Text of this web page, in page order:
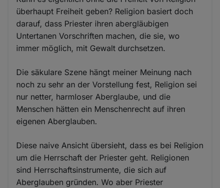
überhaupt Freiheit geben? Religion basiert doch
darauf, dass Priester ihren abergläubigen
Untertanen Vorschriften machen, die sie, wo
immer möglich, mit Gewalt durchsetzen.
Die säkulare Szene hängt meiner Meinung nach
noch zu sehr an der Vorstellung fest, Religion sei
nur netter, harmloser Aberglaube, und die
Menschen hätten ein Menschenrecht auf ihren
eigenen Aberglauben.
Diese naive Ansicht übersieht, dass es bei Religion
um die Herrschaft der Priester geht. Religionen
sind Herrschaftsinstrumente, die sich auf
Aberglauben gründen. Wo aber Priester